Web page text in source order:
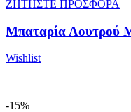
ΖΗΤΗΣΤΕ ΠΡΟΣΦΟΡΑ
Μπαταρία Λουτρού
Wishlist
-15%